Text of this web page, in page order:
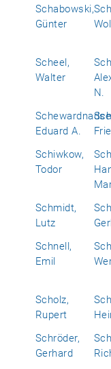
Schabowski,
Günter
Scheel,
Walter
N.
Eduard A.
Schiwkow,
Todor
Schmidt,
Lutz
Schnell,
Emil
Scholz,
Rupert
Schröder,
Gerhard